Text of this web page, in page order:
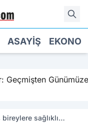
ASAYIŞ
Günümüze
sağlıklı